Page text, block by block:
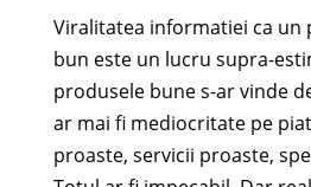
Viralitatea informatiei ca un
bun este un lucru supra-
produsele bune s-ar vinde
ar mai fi mediocritate pe
proaste, servicii proaste,